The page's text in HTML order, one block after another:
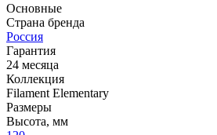
Основные
Страна бренда
Россия
Гарантия
24 месяца
Коллекция
Filament Elementary
Размеры
Высота, мм